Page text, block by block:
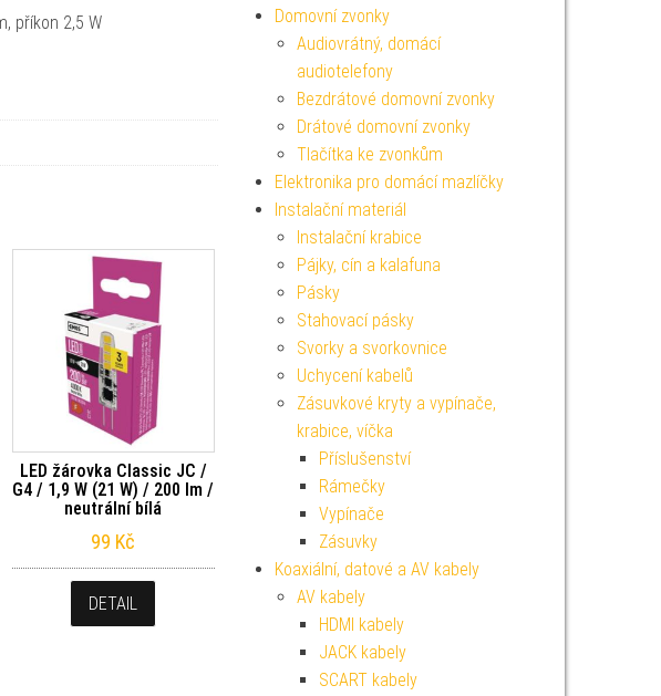
příkon 2,5 W
LED žárovka Classic JC /
G4 / 1,9 W (21 W) / 200 lm /
neutrální bílá
99 Kč
DETAIL
Domovní zvonky
Audiovrátný, domácí
audiotelefony
Bezdrátové domovní zvonky
Drátové domovní zvonky
Tlačítka ke zvonkům
Elektronika pro domácí mazlíčky
Instalační materiál
Instalační krabice
Pájky, cín a kalafuna
Pásky
Stahovací pásky
Svorky a svorkovnice
Uchycení kabelů
Zásuvkové kryty a vypínače,
krabice, víčka
Příslušenství
Rámečky
Vypínače
Zásuvky
Koaxiální, datové a AV kabely
AV kabely
HDMI kabely
JACK kabely
SCART kabely